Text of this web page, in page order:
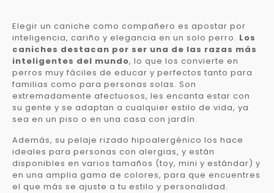
Elegir un caniche como compañero es apostar por
inteligencia, cariño y elegancia en un solo perro. Los
caniches destacan por ser una de las razas más
inteligentes del mundo, lo que los convierte en
perros muy fáciles de educar y perfectos tanto para
familias como para personas solas. Son
extremadamente afectuosos, les encanta estar con
su gente y se adaptan a cualquier estilo de vida, ya
sea en un piso o en una casa con jardín.
Además, su pelaje rizado hipoalergénico los hace
ideales para personas con alergias, y están
disponibles en varios tamaños (toy, mini y estándar) y
en una amplia gama de colores, para que encuentres
el que más se ajuste a tu estilo y personalidad.